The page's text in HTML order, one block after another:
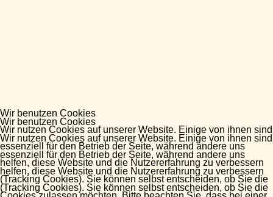
Wir benutzen Cookies
Wir nutzen Cookies auf unserer Website. Einige von ihnen sind
essenziell für den Betrieb der Seite, während andere uns
helfen, diese Website und die Nutzererfahrung zu verbessern
(Tracking Cookies). Sie können selbst entscheiden, ob Sie die
Wir benutzen Cookies
Wir nutzen Cookies auf unserer Website. Einige von ihnen sind
essenziell für den Betrieb der Seite, während andere uns
helfen, diese Website und die Nutzererfahrung zu verbessern
(Tracking Cookies). Sie können selbst entscheiden, ob Sie die